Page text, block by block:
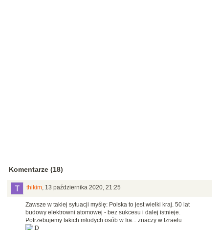
Komentarze (18)
thikim, 13 października 2020, 21:25
Zawsze w takiej sytuacji myślę: Polska to jest wielki kraj. 50 lat
budowy elektrowni atomowej - bez sukcesu i dalej istnieje.
Potrzebujemy takich młodych osób w Ira... znaczy w Izraelu